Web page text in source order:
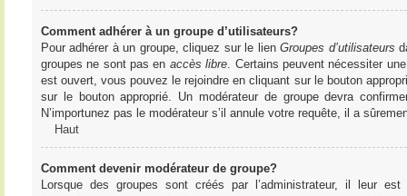
Comment adhérer à un groupe d’utilisateurs?
Pour adhérer à un groupe, cliquez sur le lienGroupes d’utilisateurs
groupes ne sont pas en accès libre. Certains peuvent nécessiter
est ouvert, vous pouvez le rejoindre en cliquant sur le bouton
sur le bouton approprié. Un modérateur de groupe devra
N’importunez pas le modérateur s’il annule votre requête, il a
Haut
Comment devenir modérateur de groupe?
Lorsque des groupes sont créés par l’administrateur, il leur